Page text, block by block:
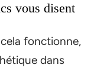
vous disent
fonctionne,
dans